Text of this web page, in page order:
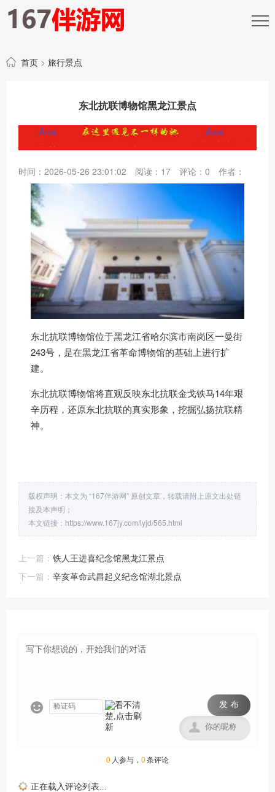
首页 > 旅行景点
东北抗联博物馆黑龙江景点
时间：2026-05-26 23:01:02 阅读： 17 评论： 0 作者：
东北抗联博物馆位于黑龙江省哈尔滨市南岗区一曼街
243号，是在黑龙江省革命博物馆的基础上进行扩
建。
东北抗联博物馆将直观反映东北抗联金戈铁马14年艰
辛历程，还原东北抗联的真实形象，挖掘弘扬抗联精
神。
版权声明：本文为 “167伴游网” 原创文章，转载请附上原文出处链
接及本声明；
本文链接： https://www.167jy.com/lyjd/565.html
上一篇： 铁人王进喜纪念馆黑龙江景点
下一篇： 辛亥革命武昌起义纪念馆湖北景点
 发 布

0 人参与， 0条评论
正在载入评论列表...